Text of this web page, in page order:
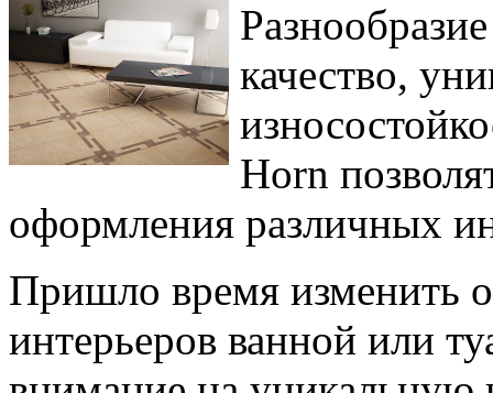
качество,
Horn
оформления различных
Пришло время изменить
интерьеров ванной или